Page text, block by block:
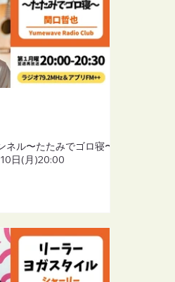
ヨガスタイル（シャ
ネル〜たたみでゴロ寝〜
日(月)20:00